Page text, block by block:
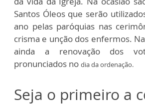
Santos Óleos que serão
ano pelas paróquias nas
crisma e unção dos enfermos.
ainda a renovação dos
pronunciados no dia da ordenação.
Seja o primeiro a